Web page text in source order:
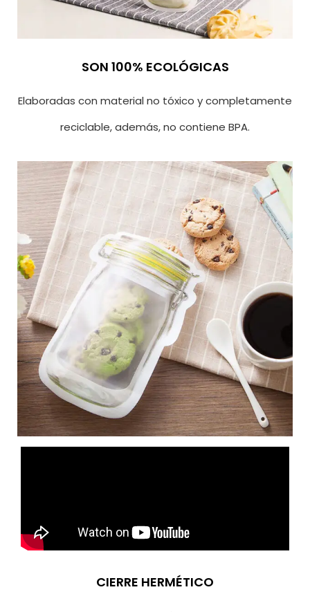
SON 100% ECOLÓGICAS
Elaboradas con material no tóxico y completamente
reciclable, además, no contiene BPA.
CIERRE HERMÉTICO